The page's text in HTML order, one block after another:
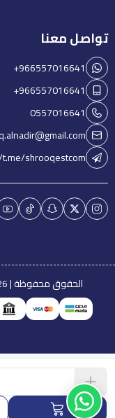
تواصل معنا
+966557016641
+966557016641
0557016641
shrooqestcom
الحقوق محفوظة | 2026